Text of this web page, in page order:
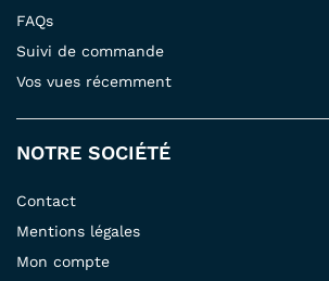
FAQs
Suivi de commande
Vos vues récemment
NOTRE SOCIÉTÉ
Contact
Mentions légales
Mon compte